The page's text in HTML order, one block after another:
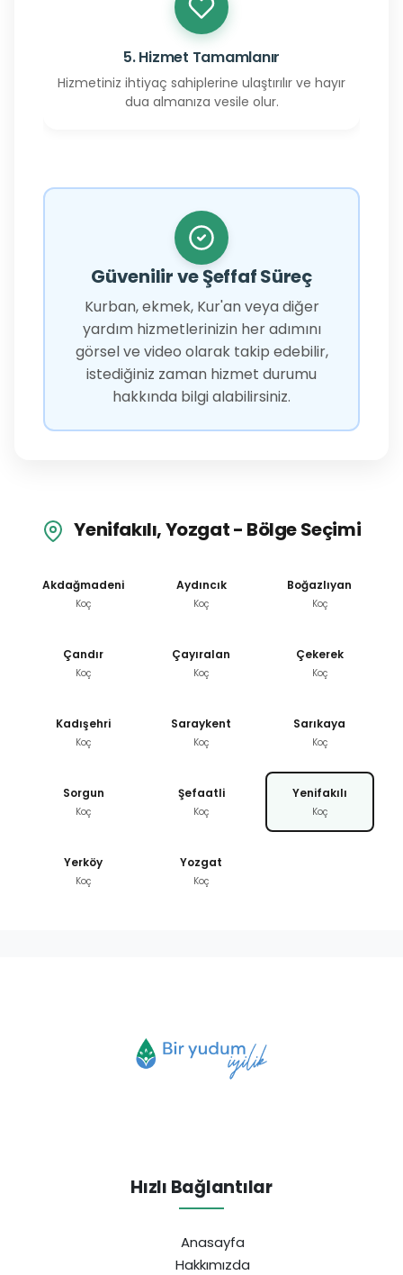
5. Hizmet Tamamlanır
Hizmetiniz ihtiyaç sahiplerine ulaştırılır ve hayır
dua almanıza vesile olur.
Güvenilir ve Şeffaf Süreç
Kurban, ekmek, Kur'an veya diğer
yardım hizmetlerinizin her adımını
görsel ve video olarak takip edebilir,
istediğiniz zaman hizmet durumu
hakkında bilgi alabilirsiniz.
Yenifakılı, Yozgat - Bölge Seçimi
Akdağmadeni
Koç
Aydıncık
Koç
Boğazlıyan
Koç
Çandır
Koç
Çayıralan
Koç
Çekerek
Koç
Kadışehri
Koç
Saraykent
Koç
Sarıkaya
Koç
Sorgun
Koç
Şefaatli
Koç
Yenifakılı
Koç
Yerköy
Koç
Yozgat
Koç
Hızlı Bağlantılar
Anasayfa
Hakkımızda